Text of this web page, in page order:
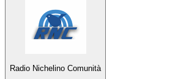
Radio Nichelino Comunità